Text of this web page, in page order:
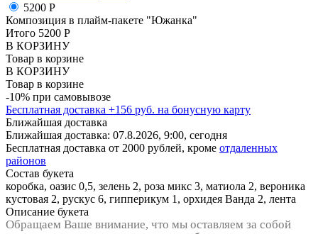
5200 Р
Композиция в плайм-пакете "Южанка"
Итого 5200 Р
В КОРЗИНУ
Товар в корзине
В КОРЗИНУ
Товар в корзине
-10% при самовывозе
Бесплатная доставка +156 руб. на бонусную карту
Ближайшая доставка
Ближайшая доставка: 07.8.2026, 9:00, сегодня
Бесплатная доставка от 2000 рублей, кроме отдаленных
районов
Состав букета
коробка, оазис 0,5, зелень 2, роза микс 3, матиола 2, вероника
кустовая 2, рускус 6, гипперикум 1, орхидея Ванда 2, лента
Описание букета
Обращаем Ваше внимание, что мы оставляем за собой